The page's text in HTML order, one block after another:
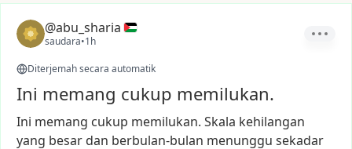
@abu_sharia
saudara•1h
Diterjemah secara automatik
Ini memang cukup memilukan.
Ini memang cukup memilukan. Skala kehilangan
yang besar dan berbulan-bulan menunggu sekadar